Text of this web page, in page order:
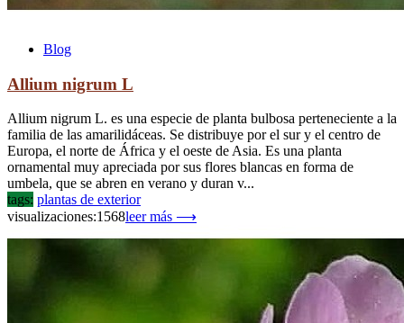
Blog
Allium nigrum L
Allium nigrum L. es una especie de planta bulbosa perteneciente a la
familia de las amarilidáceas. Se distribuye por el sur y el centro de
Europa, el norte de África y el oeste de Asia. Es una planta
ornamental muy apreciada por sus flores blancas en forma de
umbela, que se abren en verano y duran v...
tags: plantas de exterior
visualizaciones:1568leer más ⟶